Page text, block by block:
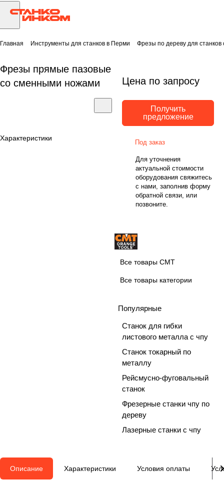
Главная Инструменты для станков в Перми Фрезы по дереву для
Фрезы прямые пазовые
со сменными ножами
Характеристики
Цена по запросу
Получить
предложение
Под заказ
Для уточнения
актуальной стоимости
оборудования свяжитесь
с нами, заполнив форму
обратной связи, или
позвоните.
Все товары CMT
Все товары категории
Популярные
Станок для гибки
листового металла с чпу
Станок токарный по
металлу
Рейсмусно-фуговальный
станок
Фрезерные станки чпу по
дереву
Лазерные станки с чпу
Описание Характеристики Условия оплаты